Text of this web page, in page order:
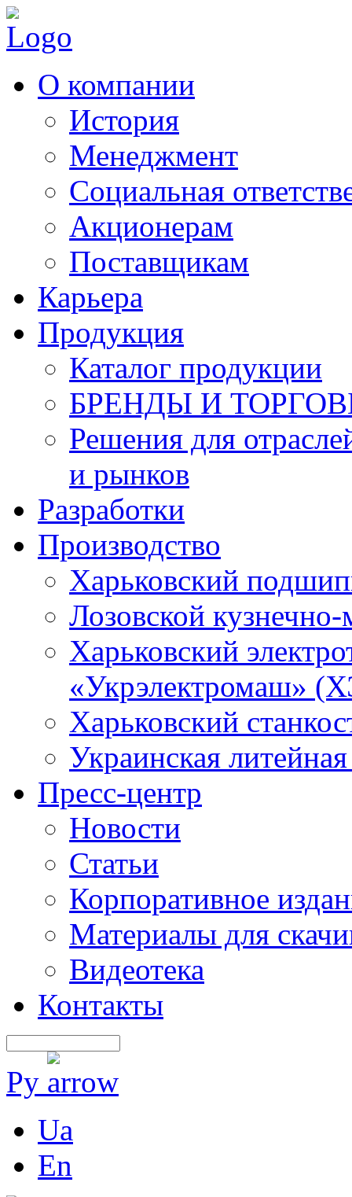
О компании
История
Менеджмент
Социальная
Акционерам
Поставщикам
Карьера
Продукция
Каталог продукции
БРЕНДЫ И
Решения для
и рынков
Разработки
Производство
Харьковский
Лозовской
Харьковский
«Укрэлектромаш»
Харьковский
Украинская
Пресс-центр
Новости
Статьи
Корпоративное
Материалы для
Видеотека
Контакты
Ру
Ua
En